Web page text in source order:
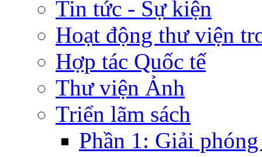
Tin tức - Sự kiện
Hoạt động thư viện
Hợp tác Quốc tế
Thư viện Ảnh
Triển lãm sách
Phần 1: Giải